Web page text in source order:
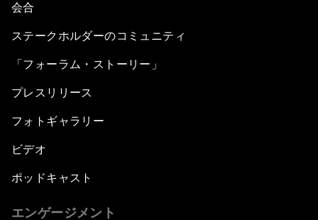
会合
ステークホルダーのコミュニティ
「フォーラム・ストーリー」
プレスリリース
フォトギャラリー
ビデオ
ポッドキャスト
エンゲージメント